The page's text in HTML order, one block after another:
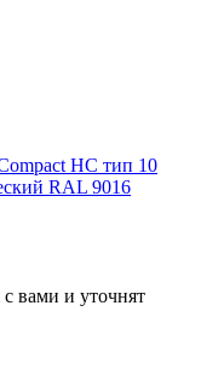
HC тип 10
RAL 9016
вами и уточнят